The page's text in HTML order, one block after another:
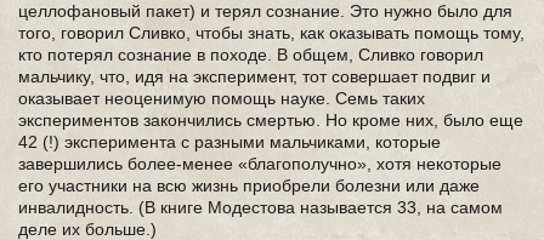
целлофановый пакет) и терял сознание. Это нужно было для
того, говорил Сливко, чтобы знать, как оказывать помощь тому,
кто потерял сознание в походе. В общем, Сливко говорил
мальчику, что, идя на эксперимент, тот совершает подвиг и
оказывает неоценимую помощь науке. Семь таких
экспериментов закончились смертью. Но кроме них, было еще
42 (!) эксперимента с разными мальчиками, которые
завершились более-менее «благополучно», хотя некоторые
его участники на всю жизнь приобрели болезни или даже
инвалидность. (В книге Модестова называется 33, на самом
деле их больше.)